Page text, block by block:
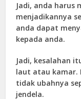
Jadi, anda harus
menjadikannya
anda dapat
kepada anda.
Jadi, kesalahan
laut atau kamar.
tidak ubahnya
jendela.